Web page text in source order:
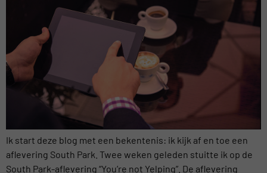
Ik start deze blog met een bekentenis: ik kijk af en toe een
aflevering South Park. Twee weken geleden stuitte ik op de
South Park-aflevering “You’re not Yelping”. De aflevering